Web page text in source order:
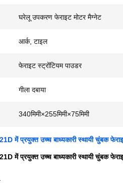
घरेलू उपकरण फेराइट मोटर मैग्नेट
आर्क, टाइल
फेराइट स्ट्रोंटियम पाउडर
गीला दबाया
340मिमी×255मिमी×75मिमी
में प्रयुक्त उच्च बाध्यकारी स्थायी चुंबक
में प्रयुक्त उच्च बाध्यकारी स्थायी चुंबक